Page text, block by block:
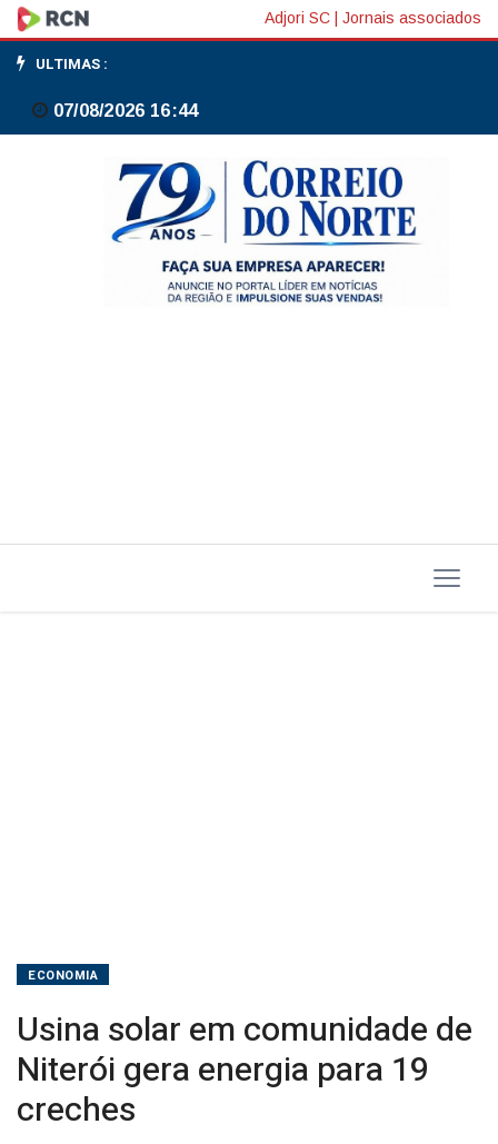
Usina
solar
em
comunidade
Niterói
Adjori SC Jornais associados
ULTIMAS :
07/08/2026 16:44
ECONOMIA
Usina solar em comunidade de
Niterói gera energia para 19
creches